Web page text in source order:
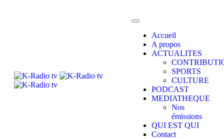
Accueil
A propos
ACTUALITES
SPORTS
CULTURE
PODCAST
MEDIATHEQUE
Nos
émissions
QUI EST QUI
Contact